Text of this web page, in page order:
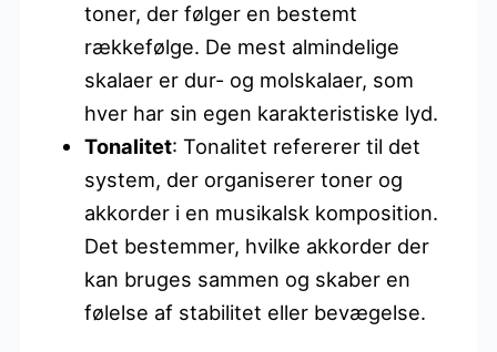
toner, der følger en bestemt
rækkefølge. De mest almindelige
skalaer er dur- og molskalaer, som
hver har sin egen karakteristiske lyd.
Tonalitet: Tonalitet refererer til det
system, der organiserer toner og
akkorder i en musikalsk komposition.
Det bestemmer, hvilke akkorder der
kan bruges sammen og skaber en
følelse af stabilitet eller bevægelse.